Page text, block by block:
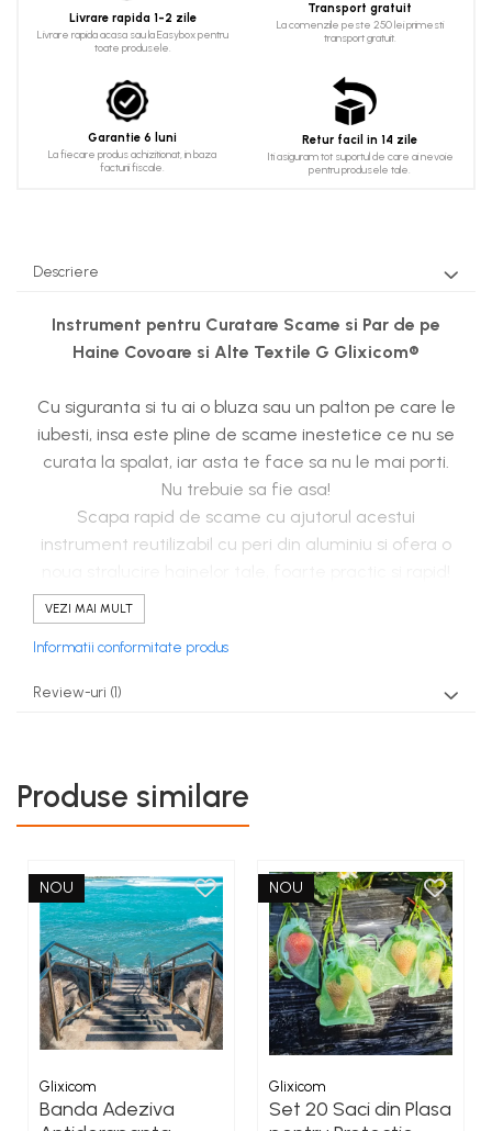
Livrare rapida 1-2 zile
Livrare rapida acasa sau la Easybox pentru
toate produsele.
Transport gratuit
La comenzile peste 250 lei primesti
transport gratuit.
Garantie 6 luni
La fiecare produs achizitionat, in baza
facturii fiscale.
Retur facil in 14 zile
Iti asiguram tot suportul de care ai nevoie
pentru produsele tale.
Descriere
Instrument pentru Curatare Scame si Par de pe
Haine Covoare si Alte Textile G Glixicom®
Cu siguranta si tu ai o bluza sau un palton pe care le
iubesti, insa este pline de scame inestetice ce nu se
curata la spalat, iar asta te face sa nu le mai porti.
Nu trebuie sa fie asa!
Scapa rapid de scame cu ajutorul acestui
instrument reutilizabil cu peri din aluminiu si ofera o
Poate fi folosit cu usurinta si pentru curatarea parului
de animale de pe orice suprafata precum, haine,
covoare, canapele si orice alta suprafata textila pe
care o aveti de curatat.
VEZI MAI MULT
Informatii conformitate produs
Review-uri (1)
Produse similare
NOU
Glixicom
Banda Adeziva
NOU
Glixicom
Set 20 Saci din Plasa